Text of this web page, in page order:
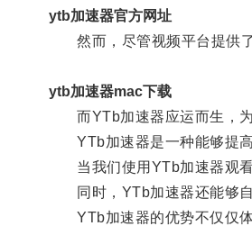
ytb加速器官方网址
然而，尽管视频平台提供了
ytb加速器mac下载
而YTb加速器应运而生，为
YTb加速器是一种能够提高
当我们使用YTb加速器观看
同时，YTb加速器还能够自
YTb加速器的优势不仅仅体